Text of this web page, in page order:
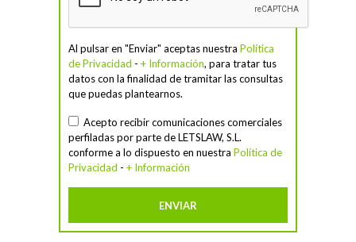
Al pulsar en "Enviar" aceptas nuestra Política
de Privacidad - + Información, para tratar tus
datos con la finalidad de tramitar las consultas
que puedas plantearnos.
Acepto recibir comunicaciones comerciales
perfiladas por parte de LETSLAW, S.L.
conforme a lo dispuesto en nuestra Política de
Privacidad - + Información